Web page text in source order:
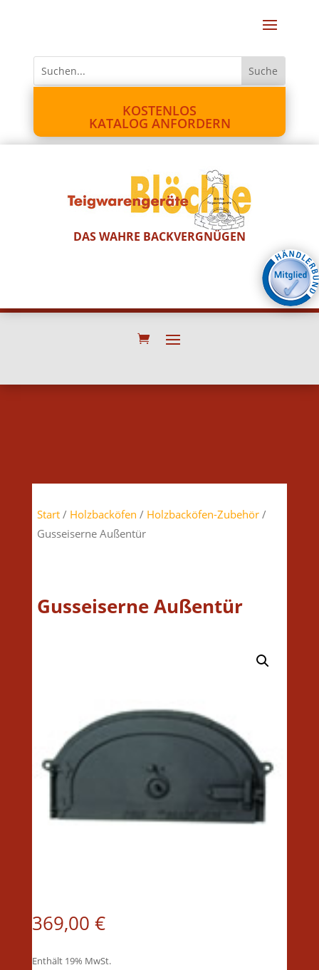
KOSTENLOS
KATALOG ANFORDERN
DAS WAHRE BACKVERGNÜGEN
Start/ Holzbacköfen / Holzbacköfen-Zubehör/
Gusseiserne Außentür
Gusseiserne Außentür
369,00 €
Enthält 19% MwSt.